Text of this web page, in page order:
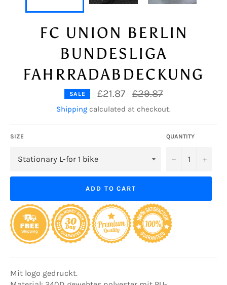
FC UNION BERLIN
BUNDESLIGA
FAHRRADABDECKUNG
SALE £21.87
Regular
price
£29.87
Shipping calculated at checkout.
SIZE QUANTITY
− +
ADD TO CART
Mit logo gedruckt.